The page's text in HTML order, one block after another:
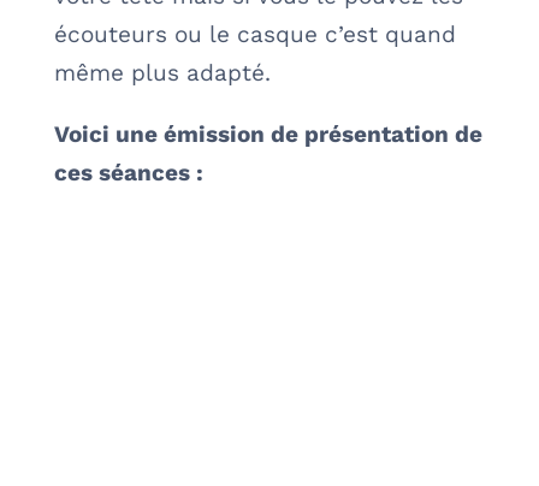
écouteurs ou le casque c’est quand
même plus adapté.
Voici une émission de présentation de
ces séances :